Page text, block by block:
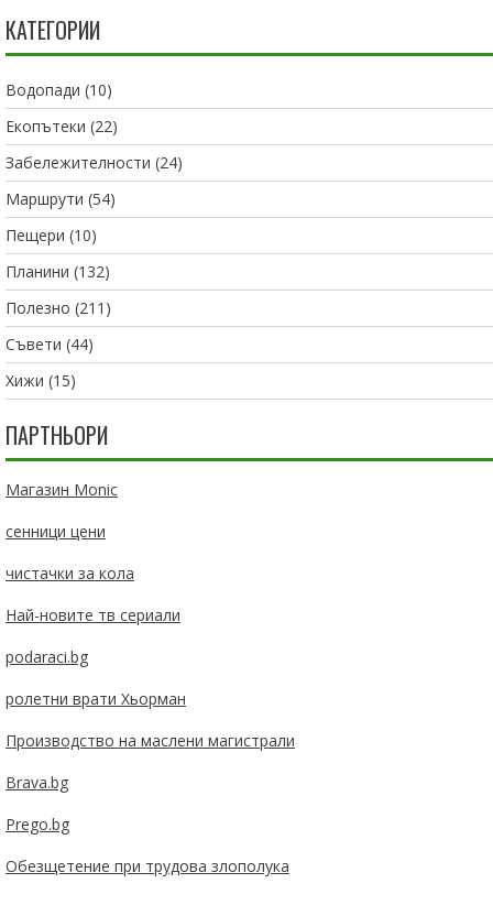
КАТЕГОРИИ
Водопади (10)
Екопътеки (22)
Забележителности (24)
Маршрути (54)
Пещери (10)
Планини (132)
Полезно (211)
Съвети (44)
Хижи (15)
ПАРТНЬОРИ
Магазин Monic
сенници цени
чистачки за кола
Най-новите тв сериали
podaraci.bg
ролетни врати Хьорман
Производство на маслени магистрали
Brava.bg
Prego.bg
Обезщетение при трудова злополука